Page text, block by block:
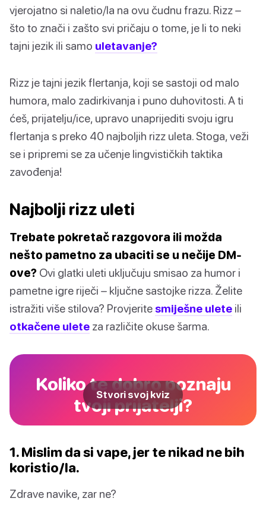
vjerojatno si naletio/la na ovu čudnu frazu. Rizz –
što to znači i zašto svi pričaju o tome, je li to neki
tajni jezik ili samo uletavanje?
Rizz je tajni jezik flertanja, koji se sastoji od malo
humora, malo zadirkivanja i puno duhovitosti. A ti
ćeš, prijatelju/ice, upravo unaprijediti svoju igru
flertanja s preko 40 najboljih rizz uleta. Stoga, veži
se i pripremi se za učenje lingvističkih taktika
zavođenja!
Najbolji rizz uleti
Trebate pokretač razgovora ili možda
nešto pametno za ubaciti se u nečije DM-
ove? Ovi glatki uleti uključuju smisao za humor i
pametne igre riječi – ključne sastojke rizza. Želite
istražiti više stilova? Provjerite smiješne ulete ili
otkačene ulete za različite okuse šarma.
Koliko te dobro poznaju
tvoji prijatelji?
Stvori svoj kviz
1. Mislim da si vape, jer te nikad ne bih
koristio/la.
Zdrave navike, zar ne?